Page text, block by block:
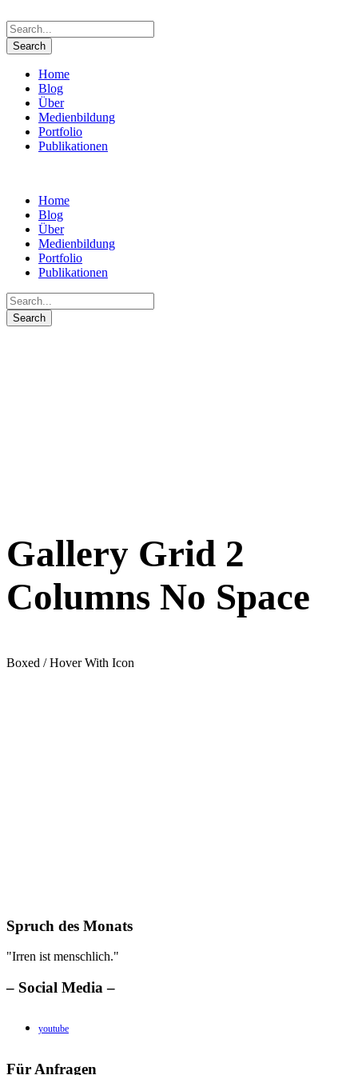
Home
Blog
Über
Medienbildung
Portfolio
Publikationen
Home
Blog
Über
Medienbildung
Portfolio
Publikationen
Gallery Grid 2
Columns No Space
Boxed / Hover With Icon
Spruch des Monats
"Irren ist menschlich."
– Social Media –
youtube
Für Anfragen